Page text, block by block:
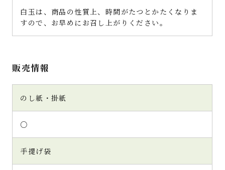
ーツ♪
なつみかんさん（広島県・30代・女性）
茶ゼリーが、指定した日程通りに到着しまし
のパンフレット。パンフレットは、長々と余計
なことは書かず、お店の紹介と美味しそうな商
した（笑）。
白玉は、商品の性質上、時間がたつとかたくなりま
すので、お早めにお召し上がりください。
販売情報
のし紙・掛紙
○
手提げ袋